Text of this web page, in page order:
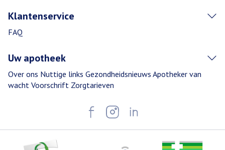
Klantenservice
FAQ
Uw apotheek
Over ons Nuttige links Gezondheidsnieuws Apotheker van
wacht Voorschrift Zorgtarieven